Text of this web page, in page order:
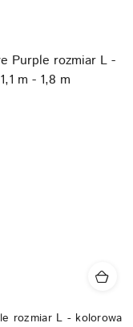
rozmiar L - kolorowa